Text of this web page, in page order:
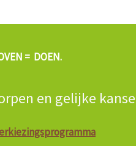
= DOEN.
en gelijke